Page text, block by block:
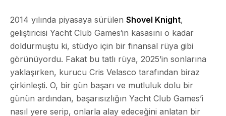
2014 yılında piyasaya sürülen Shovel Knight,
geliştiricisi Yacht Club Games‘in kasasını o kadar
doldurmuştu ki, stüdyo için bir finansal rüya gibi
görünüyordu. Fakat bu tatlı rüya, 2025’in sonlarına
yaklaşırken, kurucu Cris Velasco tarafından biraz
çirkinleşti. O, bir gün başarı ve mutluluk dolu bir
günün ardından, başarısızlığın Yacht Club Games’i
nasıl yere serip, onlarla alay edeceğini anlatan bir